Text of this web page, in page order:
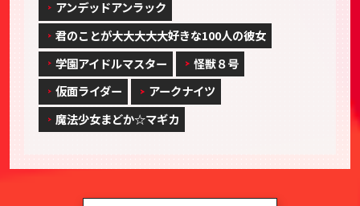
アンデッドアンラック
君のことが大大大大大好きな100人の彼女
学園アイドルマスター
怪獣８号
仮面ライダー
アークナイツ
魔法少女まどか☆マギカ